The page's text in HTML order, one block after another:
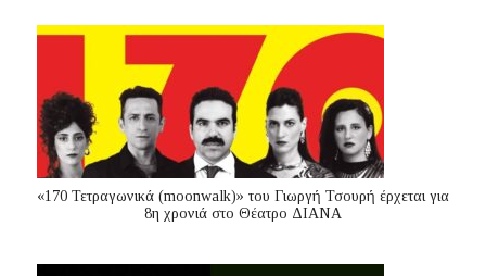
«170 Τετραγωνικά (moonwalk)» του Γιωργή Τσουρή έρχεται για
8η χρονιά στο Θέατρο ΔΙΑΝΑ